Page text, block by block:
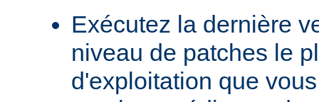
Exécutez la dernière
niveau de patches le
d'exploitation que